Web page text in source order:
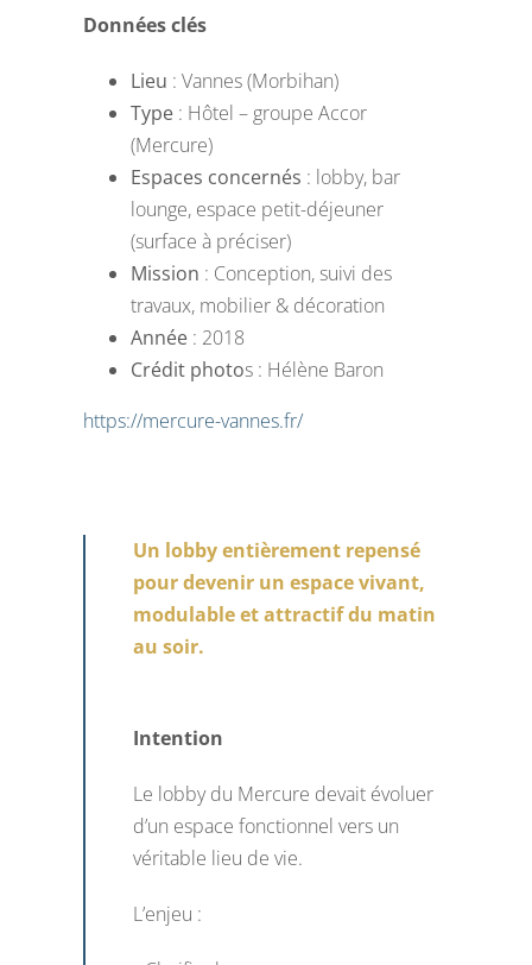
Données clés
Lieu : Vannes (Morbihan)
Type: Hôtel – groupe Accor
(Mercure)
Espaces concernés : lobby, bar
lounge, espace petit-déjeuner
(surface à préciser)
Mission : Conception, suivi des
travaux, mobilier & décoration
Année: 2018
Crédit photos : Hélène Baron
https://mercure-vannes.fr/
Un lobby entièrement repensé
pour devenir un espace vivant,
modulable et attractif du matin
au soir.
Intention
Le lobby du Mercure devait évoluer
d’un espace fonctionnel vers un
véritable lieu de vie.
L’enjeu :